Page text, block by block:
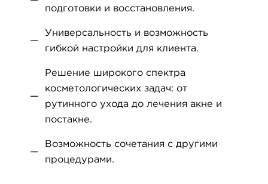
подготовки и восстановления.
Универсальность и возможность
гибкой настройки для клиента.
Решение широкого спектра
косметологических задач: от
рутинного ухода до лечения акне и
постакне.
Возможность сочетания с другими
процедурами.